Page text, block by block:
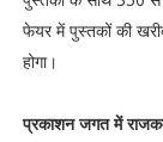
फेयर में पुस्तकों की
होगा।
प्रकाशन जगत में